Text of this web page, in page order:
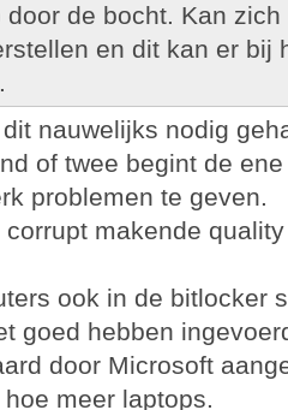
de bocht. Kan
en dit kan er bij
nauwelijks nodig
of twee begint de
problemen te geven.
makende
ook in de bitlocker
goed hebben
door Microsoft
meer laptops.